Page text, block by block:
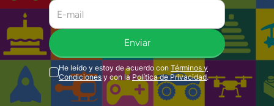
Enviar
He leído y estoy de acuerdo con Términos y
Condiciones y con la Política de Privacidad.